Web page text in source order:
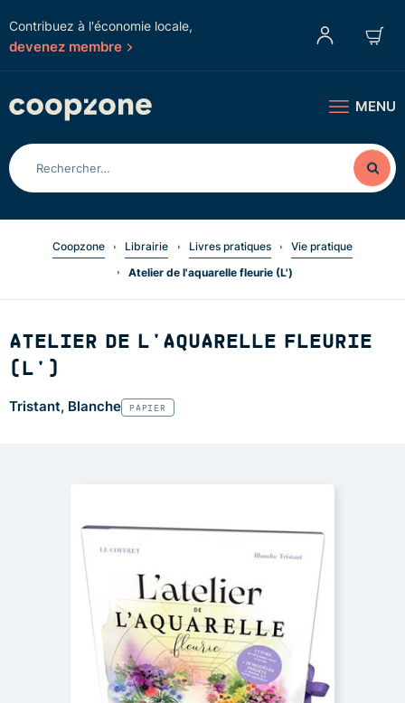
Contribuez à l'économie locale,
devenez membre
MENU
Coopzone Librairie Livres pratiques
Vie pratique
Atelier de l'aquarelle fleurie (L')
ATELIER DE L'AQUARELLE FLEURIE
(L')
Tristant, Blanche PAPIER